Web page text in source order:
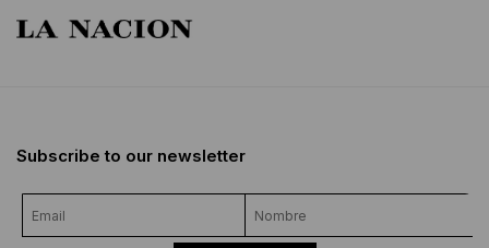
Subscribe to our newsletter